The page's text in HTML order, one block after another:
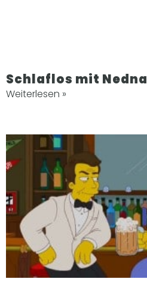
Schlaflos mit Nedna
Weiterlesen »